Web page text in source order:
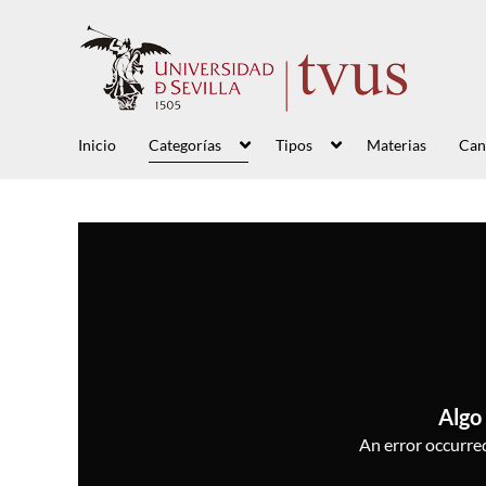
Inicio Categorías Tipos Materias
Algo
An error